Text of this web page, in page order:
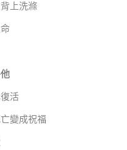
上洗滌
活
變成祝福